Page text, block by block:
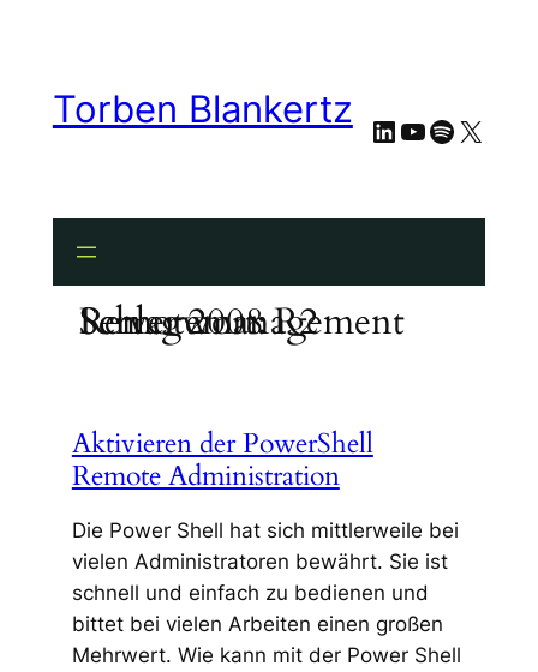
springenTorben Blankertz LinkedIn
YouTube
Spotify
X
Schlagwort:
Remotemanagement Server 2008 R2
Aktivieren der PowerShell
Remote Administration
Die Power Shell hat sich mittlerweile bei
vielen Administratoren bewährt. Sie ist
schnell und einfach zu bedienen und
bittet bei vielen Arbeiten einen großen
Mehrwert. Wie kann mit der Power Shell